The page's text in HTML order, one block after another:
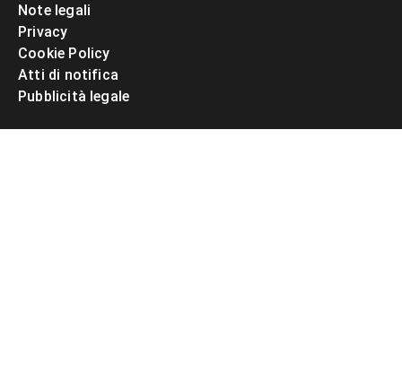
Note legali
Privacy
Cookie Policy
Atti di notifica
Pubblicità legale